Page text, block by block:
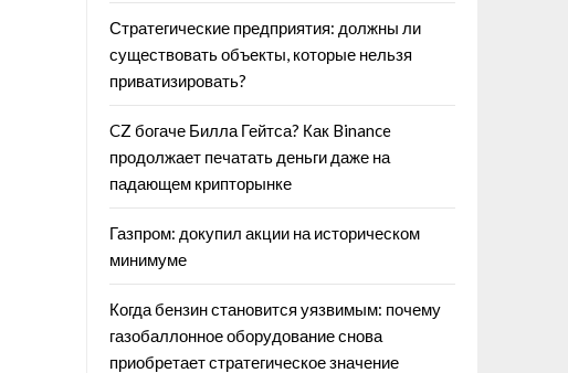
Стратегические предприятия: должны ли
существовать объекты, которые нельзя
приватизировать?
CZ богаче Билла Гейтса? Как Binance
продолжает печатать деньги даже на
падающем крипторынке
Газпром: докупил акции на историческом
минимуме
Когда бензин становится уязвимым: почему
газобаллонное оборудование снова
приобретает стратегическое значение